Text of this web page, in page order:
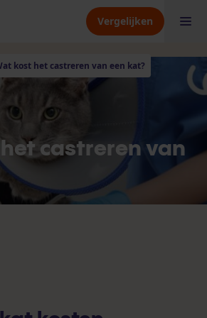
Vergelijken
kost het castreren van een kat?
het castreren van